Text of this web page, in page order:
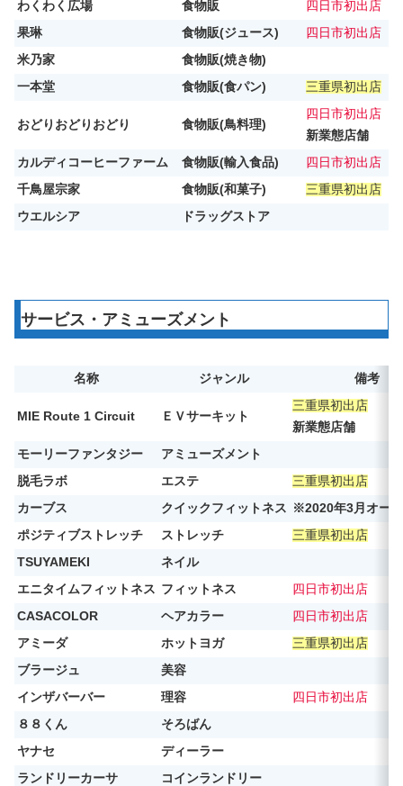
わくわく広場 食物販
四日市初出店
果琳
食物販(ジュース)
四日市初出店
米乃家
食物販(焼き物)
一本堂
食物販(食パン) 三重県初出店
おどりおどりおどり 食物販(鳥料理)
四日市初出店
新業態店舗
カルディコーヒーファーム
食物販(輸入食品)
四日市初出店
千鳥屋宗家
食物販(和菓子)
三重県初出店
ウエルシア
ドラッグストア
サービス・アミューズメント
名称 ジャンル 備考
MIE Route 1 Circuit ＥＶサーキット
三重県初出店
新業態店舗
モーリーファンタジー
アミューズメント
脱毛ラボ
エステ
三重県初出店
カーブス
クイックフィットネス ※2020年3月オー
ポジティブストレッチ
ストレッチ
三重県初出店
TSUYAMEKI
ネイル
エニタイムフィットネス フィットネス
四日市初出店
CASACOLOR
ヘアカラー
四日市初出店
アミーダ
ホットヨガ
三重県初出店
ブラージュ
美容
インザバーバー
理容
四日市初出店
８８くん
そろばん
ヤナセ
ディーラー
ランドリーカーサ
コインランドリー